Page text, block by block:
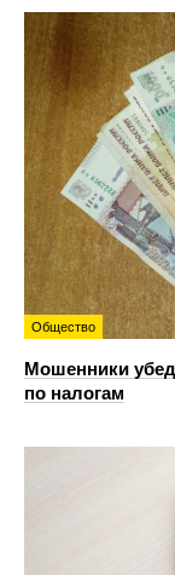
Общество
Мошенники
по налогам